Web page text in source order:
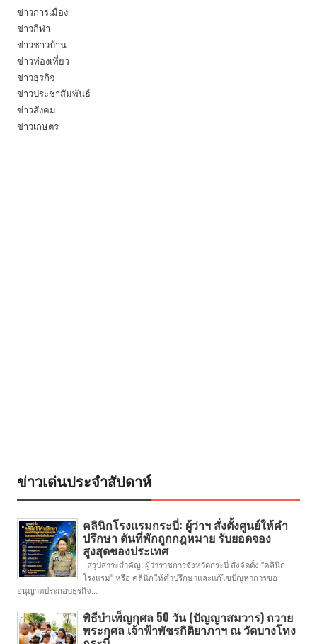
ข่าวการเมือง
ข่าวกีฬา
ข่าวชาวบ้าน
ข่าวท่องเที่ยว
ข่าวธุรกิจ
ข่าวประชาสัมพันธ์
ข่าวสังคม
ข่าวเกษตร
ข่าวเด่นประจำสัปดาห์
คลินิกโรงแรมกระบี่: ผู้ว่าฯ สั่งตั้งศูนย์ให้คำ
ปรึกษา ดันที่พักถูกกฎหมาย รับยอดจอง
สูงสุดของประเทศ
สรุปสาระสำคัญ: ผู้ว่าราชการจังหวัดกระบี่ สั่งจัดตั้ง "คลินิก
โรงแรม" หรือ คลินิกให้คำปรึกษาและแก้ไขปัญหาการขอ
อนุญาตประกอบธุรกิจ...
พิธีบำเพ็ญกุศล 50 วัน (ปัญญาสมวาร) ถวาย
พระกุศล เจ้าฟ้าพัชรกิติยาภาฯ ณ วัดบางโทง